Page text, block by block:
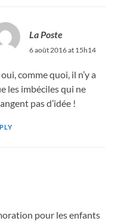
La Poste
6 août 2016 at 15h14
comme quoi, il n’y a
les imbéciles qui ne
pas d’idée !
pour les enfants